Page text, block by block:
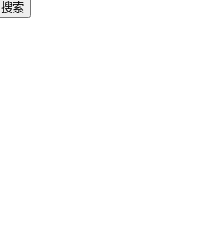
搜索